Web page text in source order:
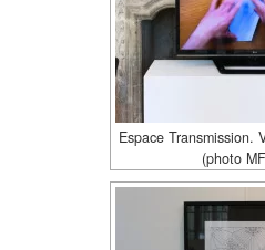
Espace Transmission.
(photo